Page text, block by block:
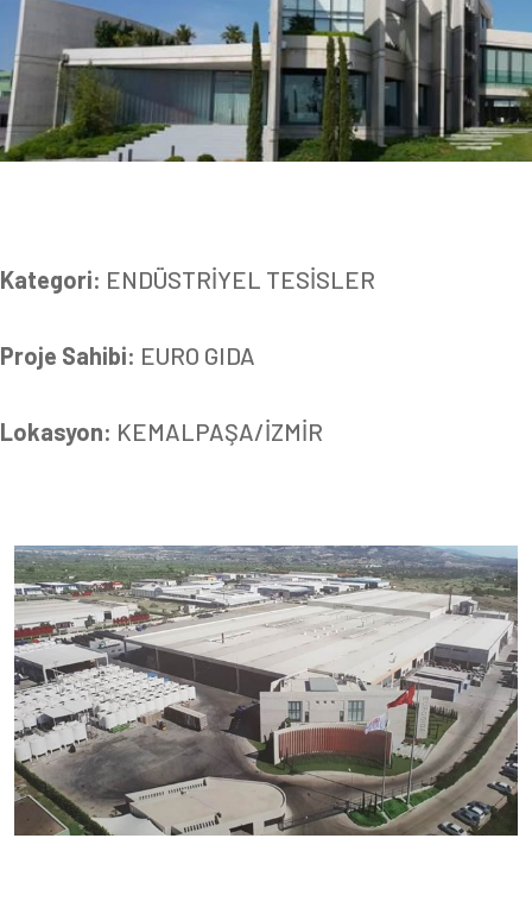
Kategori: ENDÜSTRİYEL TESİSLER
Proje Sahibi: EURO GIDA
Lokasyon: KEMALPAŞA/İZMİR